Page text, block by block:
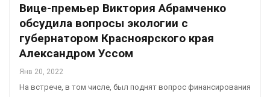
Вице-премьер Виктория Абрамченко
обсудила вопросы экологии с
губернатором Красноярского края
Александром Уссом
Янв 20, 2022
На встрече, в том числе, был поднят вопрос финансирования